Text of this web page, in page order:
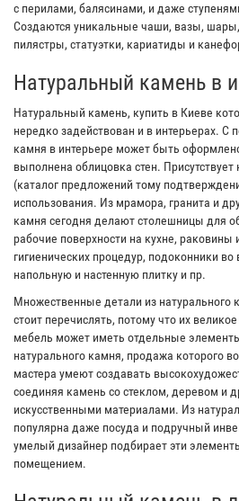
с перилами, балясинами, и даже
Создаются уникальные чаши, вазы,
пилястры, статуэтки, кариатиды и
Натуральный камень в
Натуральный камень, купить в Киеве
нередко задействован и в интерьерах. С
камня в интерьере может быть
выполнена облицовка стен.
(каталог предложений тому
использования. Из мрамора, гранита и
камня сегодня делают столешницы для
рабочие поверхности на кухне,
гигиенических процедур, подоконники
напольную и настенную плитку и пр.
Множественные детали из натурального
стоит перечислять, потому что их
мебель может иметь отдельные
натурального камня, продажа которого
мастера умеют создавать
соединяя камень со стеклом, деревом и
искусственными материалами. Из
популярна даже посуда и подручный
умелый дизайнер подбирает эти
помещением.